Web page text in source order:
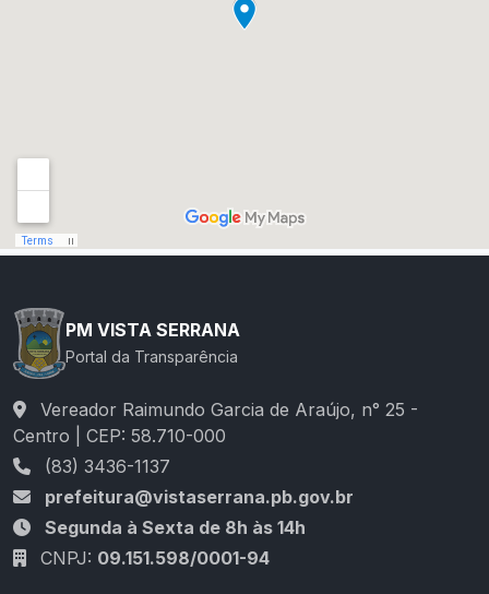
PM VISTA SERRANA
Portal da Transparência
Vereador Raimundo Garcia de Araújo, n° 25 -
Centro | CEP: 58.710-000
(83) 3436-1137
prefeitura@vistaserrana.pb.gov.br
Segunda à Sexta de 8h às 14h
CNPJ: 09.151.598/0001-94